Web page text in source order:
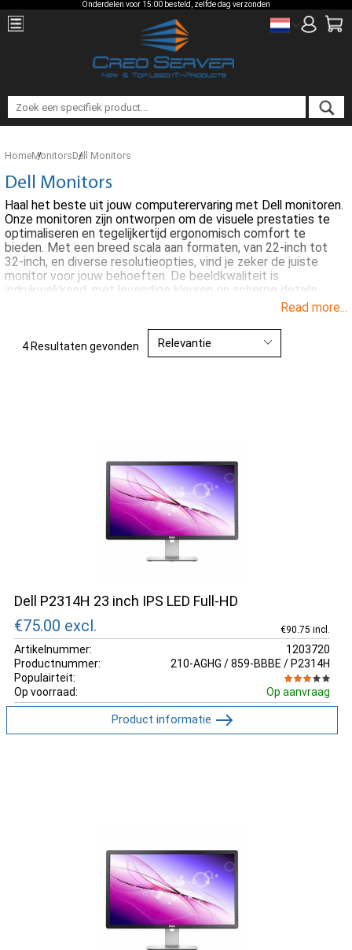
Onderdelen voor 15:00 besteld, zelfde dag verzonden
HomeMonitorsDell Monitors
Dell Monitors
Haal het beste uit jouw computerervaring met Dell monitoren.
Onze monitoren zijn ontworpen om de visuele prestaties te
optimaliseren en tegelijkertijd ergonomisch comfort te
bieden. Met een breed scala aan formaten, van 22-inch tot
32-inch, en diverse resolutieopties, vind je zeker de juiste
monitor voor jouw behoeften. De beeldkwaliteit is
indrukwekkend, met levendige kleuren en scherpe details.
Bovendien bieden veel van onze monitoren functies zoals
connectiviteitsopties. Of je nu een monitor nodig hebt voor
productiviteit, creatief werk of gaming, Dell heeft de
Read more...
4 Resultaten gevonden
Dell P2314H 23 inch IPS LED Full-HD
€75.00 excl. €90.75 incl.
Artikelnummer:
1203720
Productnummer:
210-AGHG / 859-BBBE / P2314H
Populairteit:
Op voorraad:
Op aanvraag
Product informatie